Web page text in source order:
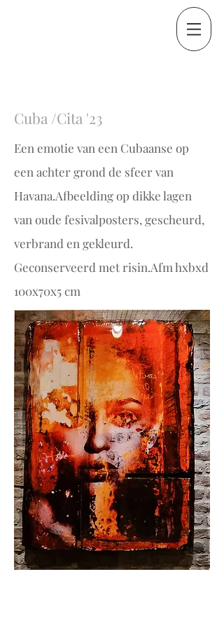
Cuba /Cita '23
Een emotie van een Cubaanse op
een achter grond de sfeer van
Havana.Afbeelding op dikke lagen
van oude fesivalposters, gescheurd,
verbrand en gekleurd.
Geconserveerd met risin.Afm hxbxd
100x70x5 cm